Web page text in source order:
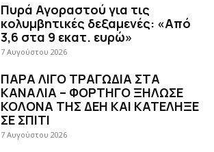
Πυρά Αγοραστού για τις
κολυμβητικές δεξαμενές: «Από
3,6 στα 9 εκατ. ευρώ»
7 Αυγούστου 2026
ΠΑΡΑ ΛΙΓΟ ΤΡΑΓΩΔΙΑ ΣΤΑ
ΚΑΝΑΛΙΑ – ΦΟΡΤΗΓΟ ΞΗΛΩΣΕ
ΚΟΛΟΝΑ ΤΗΣ ΔΕΗ ΚΑΙ ΚΑΤΕΛΗΞΕ
ΣΕ ΣΠΙΤΙ
7 Αυγούστου 2026